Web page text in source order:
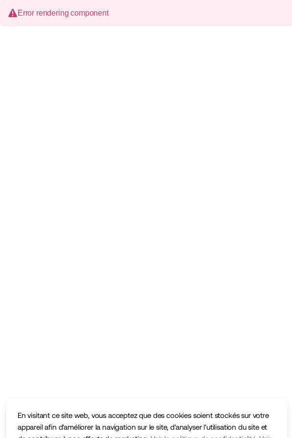
En visitant ce site web, vous acceptez que des cookies soient stockés sur votre
appareil afin d'améliorer la navigation sur le site, d'analyser l'utilisation du site et
Error rendering component